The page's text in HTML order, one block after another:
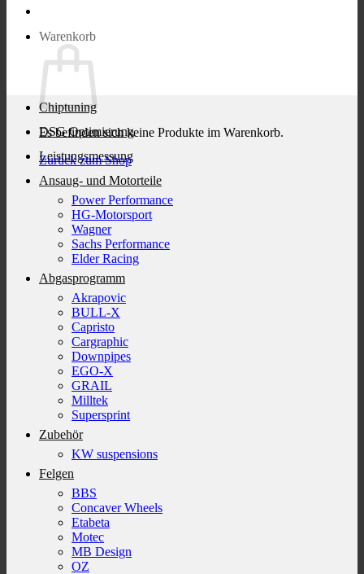
Warenkorb
Es befinden sich keine Produkte im Warenkorb.
Zurück zum Shop
Chiptuning
DSG Optimierung
Leistungsmessung
Ansaug- und Motorteile
Power Performance
HG-Motorsport
Wagner
Sachs Performance
Elder Racing
Abgasprogramm
Akrapovic
BULL-X
Capristo
Cargraphic
Downpipes
EGO-X
GRAIL
Milltek
Supersprint
Zubehör
KW suspensions
Felgen
BBS
Concaver Wheels
Etabeta
Motec
MB Design
OZ